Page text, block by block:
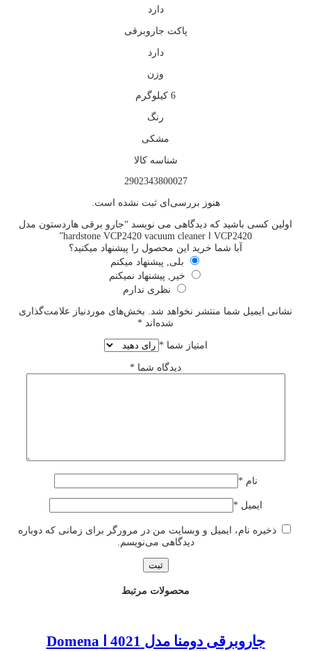
دارد
پاکت جاروبرقی
دارد
وزن
6 کیلوگرم
رنگ
مشکی
شناسه کالا
2902343800027
هنوز بررسی‌ای ثبت نشده است.
اولین کسی باشید که دیدگاهی می نویسد “جارو برقی هاردستون مدل
VCP2420 ا hardstone VCP2420 vacuum cleaner”
آبا شما خرید این محصول را پیشنهاد میکنید؟
بلی, پیشنهاد میکنم
خیر, پیشنهاد نمیکنم
نظری ندارم
نشانی ایمیل شما منتشر نخواهد شد.
بخش‌های موردنیاز علامت‌گذاری
شده‌اند *
امتیاز شما*
دیدگاه شما *
نام*
ایمیل*
ذخیره نام، ایمیل و وبسایت من در مرورگر برای زمانی که دوباره
دیدگاهی می‌نویسم.
محصولات مرتبط
جاروبرقی دومنا مدل 4021 ا Domena